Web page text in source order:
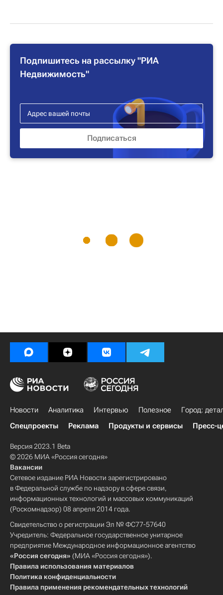
Подпишитесь на рассылку "РИА
Недвижимость"
Новости Аналитика Интервью Полезное
Город:
Спецпроекты
Реклама Продукты и сервисы Пресс-
Версия 2023.1 Beta
© 2026 МИА «Россия сегодня»
Вакансии
Сетевое издание РИА Новости зарегистрировано
в Федеральной службе по надзору в сфере связи,
информационных технологий и массовых коммуникаций
(Роскомнадзор) 08 апреля 2014 года.
Свидетельство о регистрации Эл № ФС77-57640
Учредитель: Федеральное государственное унитарное
предприятие Международное информационное агентство
«Россия сегодня» (МИА «Россия сегодня»).
Правила использования материалов
Политика конфиденциальности
Правила применения рекомендательных технологий